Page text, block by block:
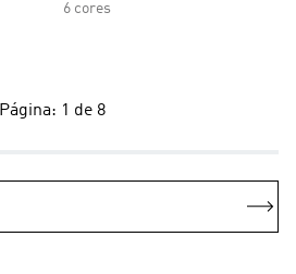
6 cores
Página: 1 de 8